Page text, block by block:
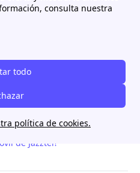
consulta nuestra
todo
política de cookies.
ofrece varias ofertas
través del ADSL. En este
son sus precios y te
de móvil y televisión.
de Jazztel?
de Jazztel?